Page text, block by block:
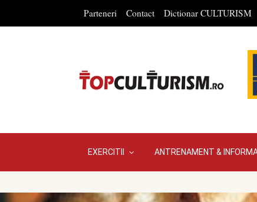
Parteneri Contact Dictionar CULTURISM
EXERCITII ANTRENAMENT &